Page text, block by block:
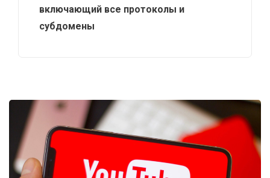
включающий все протоколы и
субдомены